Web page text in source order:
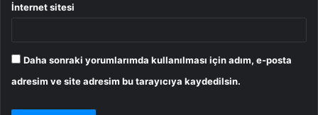
İnternet sitesi
Daha sonraki yorumlarımda kullanılması için adım, e-posta
adresim ve site adresim bu tarayıcıya kaydedilsin.